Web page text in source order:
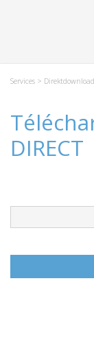
Services >
DIRECT